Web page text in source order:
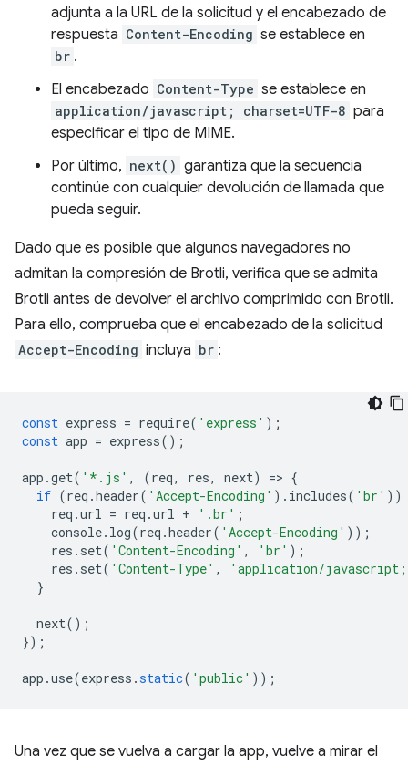
adjunta a la URL de la solicitud y el encabezado de
respuesta Content-Encoding se establece en
br .
El encabezado Content-Type se establece en
application/javascript; charset=UTF-8 para
especificar el tipo de MIME.
Por último, next() garantiza que la secuencia
continúe con cualquier devolución de llamada que
pueda seguir.
Dado que es posible que algunos navegadores no
admitan la compresión de Brotli, verifica que se admita
Brotli antes de devolver el archivo comprimido con Brotli.
Para ello, comprueba que el encabezado de la solicitud
Accept-Encoding incluya br :
const express = require( 'express' );
const app = express();
app .get( '*.js' , (req, res, next) => {
if (req .header( 'Accept-Encoding' ). includes( 'br' ))
req .url = req .url + '.br' ;
console. log(req .header( 'Accept-Encoding' ));
res . set( 'Content-Encoding' , 'br' );
res . set( 'Content-Type' ,
'application/javascript;
}
next();
});
app .use(express .static( 'public' ));
Una vez que se vuelva a cargar la app, vuelve a mirar el